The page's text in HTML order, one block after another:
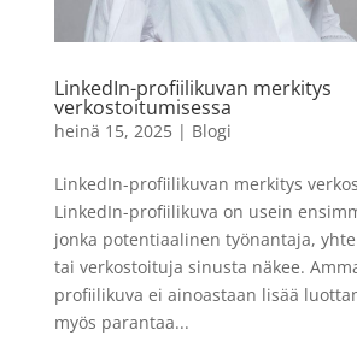
LinkedIn-profiilikuvan merkitys
verkostoitumisessa
heinä 15, 2025| Blogi
LinkedIn-profiilikuvan merkitys
LinkedIn-profiilikuva on usein
jonka potentiaalinen työnantaja,
tai verkostoituja sinusta näkee.
profiilikuva ei ainoastaan lisää
myös parantaa...
19,90€